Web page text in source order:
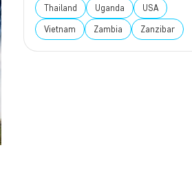
Thailand Uganda USA
Vietnam Zambia Zanzibar